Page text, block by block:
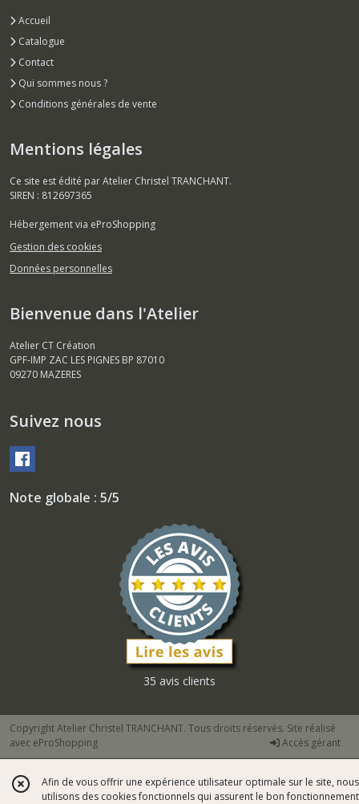
Accueil
Catalogue
Contact
Qui sommes nous ?
Conditions générales de vente
Mentions légales
Ce site est édité par Atelier Christel TRANCHANT.
SIREN : 812697365
Hébergement via eProShopping
Gestion des cookies
Données personnelles
Bienvenue dans l'Atelier
Atelier CT Création
GPF-IMP ZAC LES PIGNES BP 87010
09270 MAZERES
Suivez nous
Note globale : 5/5
35 avis clients
Copyright Atelier Christel TRANCHANT. Tous droits réservés. Site réalisé
avec eProShopping Accès gérant
Afin de vous offrir une expérience utilisateur optimale sur le site, nous
utilisons des cookies fonctionnels qui assurent le bon fonctionnement